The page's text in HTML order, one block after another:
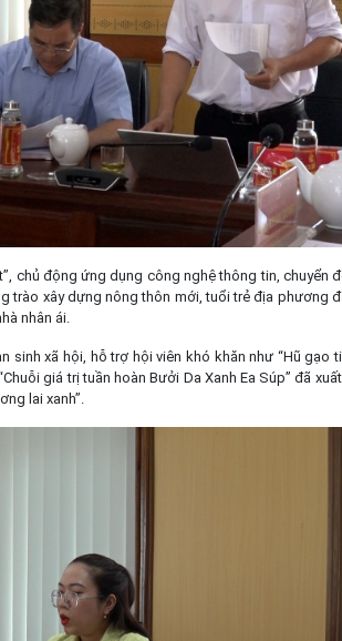
chủ động ứng dụng công nghệ thông tin, chuyển
trào xây dựng nông thôn mới, tuổi trẻ địa phương
nhân ái.
sinh xã hội, hỗ trợ hội viên khó khăn như “Hũ gạo
giá trị tuần hoàn Bưởi Da Xanh Ea Súp” đã
lai xanh”.